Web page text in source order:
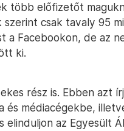
több előfizetőt
csak tavaly 95
a Facebookon, de az
ki.
rész is. Ebben azt
médiacégekbe,
elinduljon az Egyesült